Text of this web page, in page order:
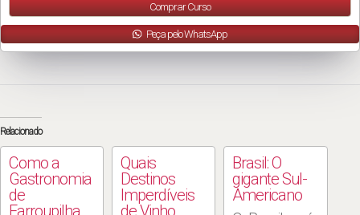
Comprar Curso
Peça pelo WhatsApp
Relacionado
Como a
Gastronomia
de
Quais
Destinos
Imperdíveis
Brasil: O
gigante Sul-
Americano